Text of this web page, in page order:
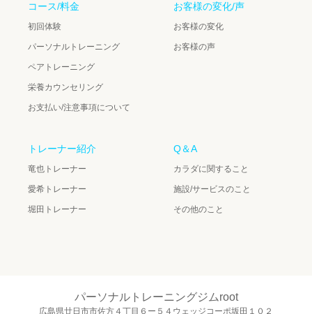
コース/料金
初回体験
パーソナルトレーニング
ペアトレーニング
栄養カウンセリング
お支払い/注意事項について
お客様の変化/声
お客様の変化
お客様の声
トレーナー紹介
竜也トレーナー
愛希トレーナー
堀田トレーナー
Q＆A
カラダに関すること
施設/サービスのこと
その他のこと
パーソナルトレーニングジムroot
広島県廿日市市佐方４丁目６ー５４ウェッジコーポ坂田１０２